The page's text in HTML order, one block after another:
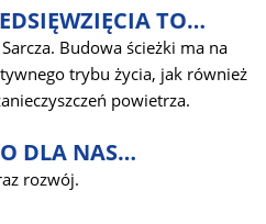
TO…
Budowa ścieżki ma na
trybu życia, jak również
powietrza.
DLA NAS…
rozwój.